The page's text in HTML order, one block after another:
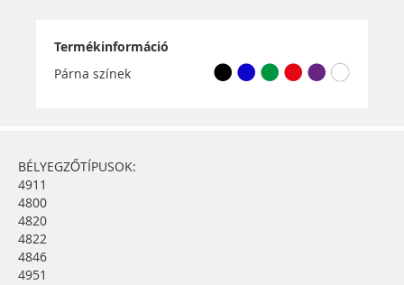
Termékinformáció
Párna színek
BÉLYEGZŐTÍPUSOK:
4911
4800
4820
4822
4846
4951